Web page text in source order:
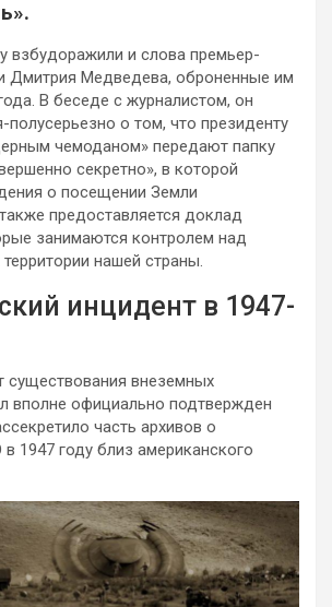
взбудоражили и слова премьер-
Дмитрия Медведева, оброненные им
В беседе с журналистом, он
полусерьезно о том, что президенту
чемоданом» передают папку
секретно», в которой
о посещении Земли
предоставляется доклад
занимаются контролем над
нашей страны.
инцидент в 1947-
существования внеземных
вполне официально подтвержден
часть архивов о
1947 году близ американского